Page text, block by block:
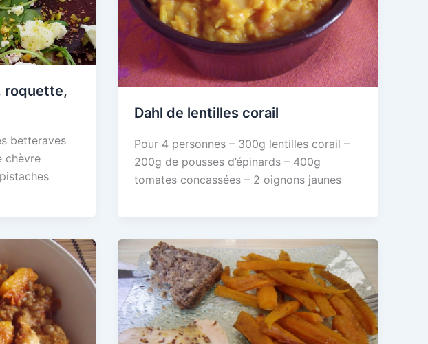
roquette,
betteraves
chèvre
Dahl de lentilles corail
Pour 4 personnes – 300g lentilles corail –
200g de pousses d’épinards – 400g
tomates concassées – 2 oignons jaunes